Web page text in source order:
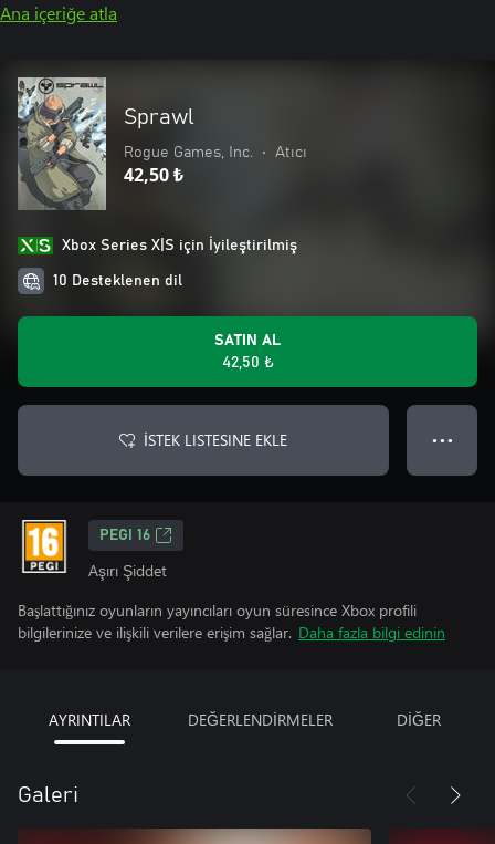
Ana içeriğe atla
Sprawl
Rogue Games, Inc. • Atıcı
42,50 ₺
Xbox Series X|S için İyileştirilmiş
10 Desteklenen dil
SATIN AL
42,50 ₺
İSTEK LISTESINE EKLE ● ● ●
PEGI 16
Aşırı Şiddet
Başlattığınız oyunların yayıncıları oyun süresince Xbox profili
bilgilerinize ve ilişkili verilere erişim sağlar. Daha fazla bilgi edinin
AYRINTILAR DEĞERLENDİRMELER DİĞER
Galeri